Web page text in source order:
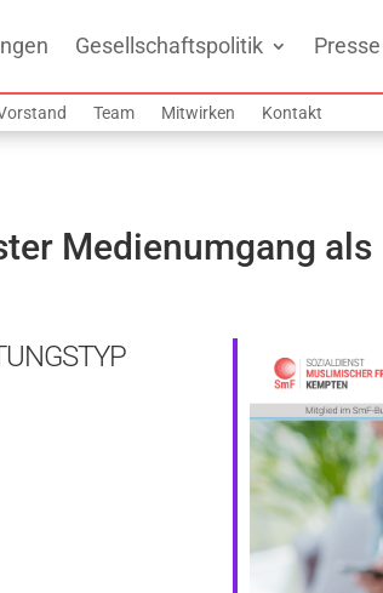
Gesellschaftspolitik Presse
Team Mitwirken Kontakt
Medienumgang